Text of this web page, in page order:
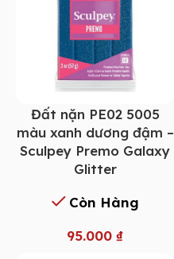
Đất nặn PE02 5005
màu xanh dương đậm –
Sculpey Premo Galaxy
Glitter
Còn Hàng
95.000 ₫